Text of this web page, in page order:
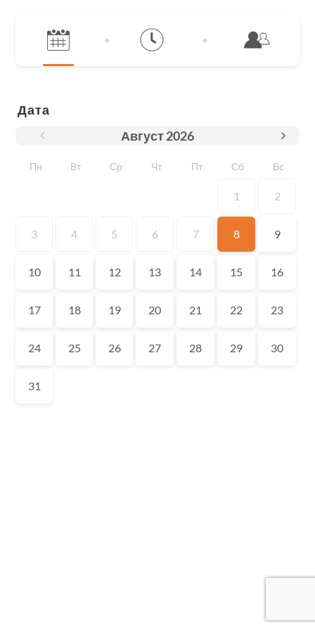
Дата
Август2026
Пн Вт Ср Чт Пт Сб Вс
1 2
3 4 5 6 7 8 9
10 11 12 13 14 15 16
17 18 19 20 21 22 23
24 25 26 27 28 29 30
31